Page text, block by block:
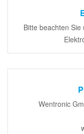
Bitte beachten
Wentronic